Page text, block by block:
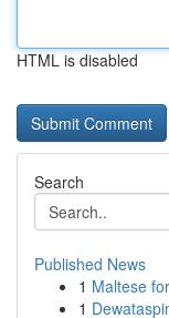
HTML is disabled
Search
Published News
1 Maltese
1